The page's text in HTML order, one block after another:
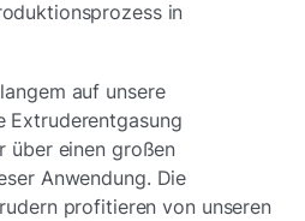
in
auf unsere
Extruderentgasung
über einen großen
Anwendung. Die
profitieren von unseren